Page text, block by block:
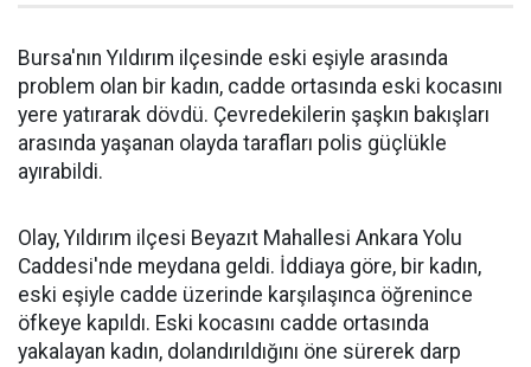
Bursa'nın Yıldırım ilçesinde eski eşiyle arasında
problem olan bir kadın, cadde ortasında eski kocasını
yere yatırarak dövdü. Çevredekilerin şaşkın bakışları
arasında yaşanan olayda tarafları polis güçlükle
ayırabildi.
Olay, Yıldırım ilçesi Beyazıt Mahallesi Ankara Yolu
Caddesi'nde meydana geldi. İddiaya göre, bir kadın,
eski eşiyle cadde üzerinde karşılaşınca öğrenince
öfkeye kapıldı. Eski kocasını cadde ortasında
yakalayan kadın, dolandırıldığını öne sürerek darp